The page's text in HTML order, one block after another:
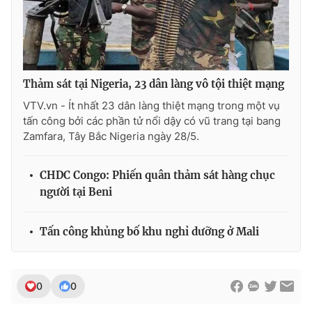
THỜI BÁO VTV
Theo dõi báo trên
Cơ quan chủ quản:Đài Truyền hình Việt Nam
Cơ quan báo chí:Thời báo VTV
cấp ngày 29/12/2023
Nguyễn Trọng Ninh
Thảm sát tại Nigeria, 23 dân làng vô tội thiệt mạng
VTV.vn - Ít nhất 23 dân làng thiệt mạng trong một vụ
tấn công bởi các phần tử nổi dậy có vũ trang tại bang
Zamfara, Tây Bắc Nigeria ngày 28/5.
CHDC Congo: Phiến quân thảm sát hàng chục
người tại Beni
Tấn công khủng bố khu nghỉ dưỡng ở Mali
0 0